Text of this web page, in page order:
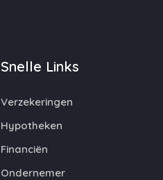
Snelle Links
Verzekeringen
Hypotheken
Financiën
Ondernemer